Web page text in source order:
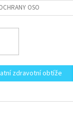
OSOBNÍCH ÚDAJŮ
zdravotní obtíže